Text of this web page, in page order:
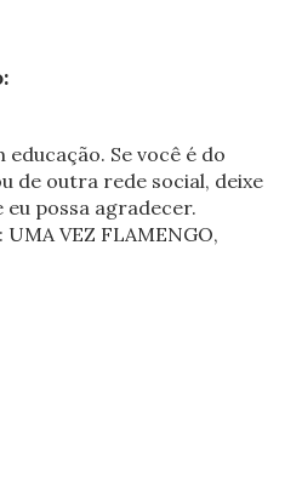
Se você é do
de outra rede social, deixe
possa agradecer.
VEZ FLAMENGO,